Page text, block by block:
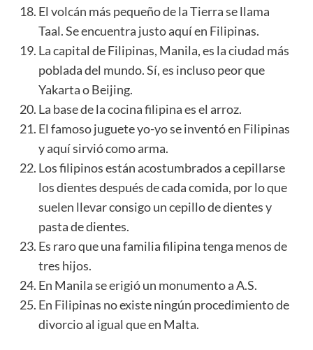
El volcán más pequeño de la Tierra se llama
Taal. Se encuentra justo aquí en Filipinas.
La capital de Filipinas, Manila, es la ciudad más
poblada del mundo. Sí, es incluso peor que
Yakarta o Beijing.
La base de la cocina filipina es el arroz.
El famoso juguete yo-yo se inventó en Filipinas
y aquí sirvió como arma.
Los filipinos están acostumbrados a cepillarse
los dientes después de cada comida, por lo que
suelen llevar consigo un cepillo de dientes y
pasta de dientes.
Es raro que una familia filipina tenga menos de
tres hijos.
En Manila se erigió un monumento a A.S.
En Filipinas no existe ningún procedimiento de
divorcio al igual que en Malta.